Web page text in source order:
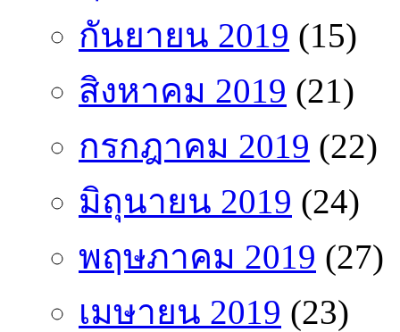
กันยายน 2019 (15)
สิงหาคม 2019 (21)
กรกฎาคม 2019 (22)
มิถุนายน 2019 (24)
พฤษภาคม 2019 (27)
เมษายน 2019 (23)